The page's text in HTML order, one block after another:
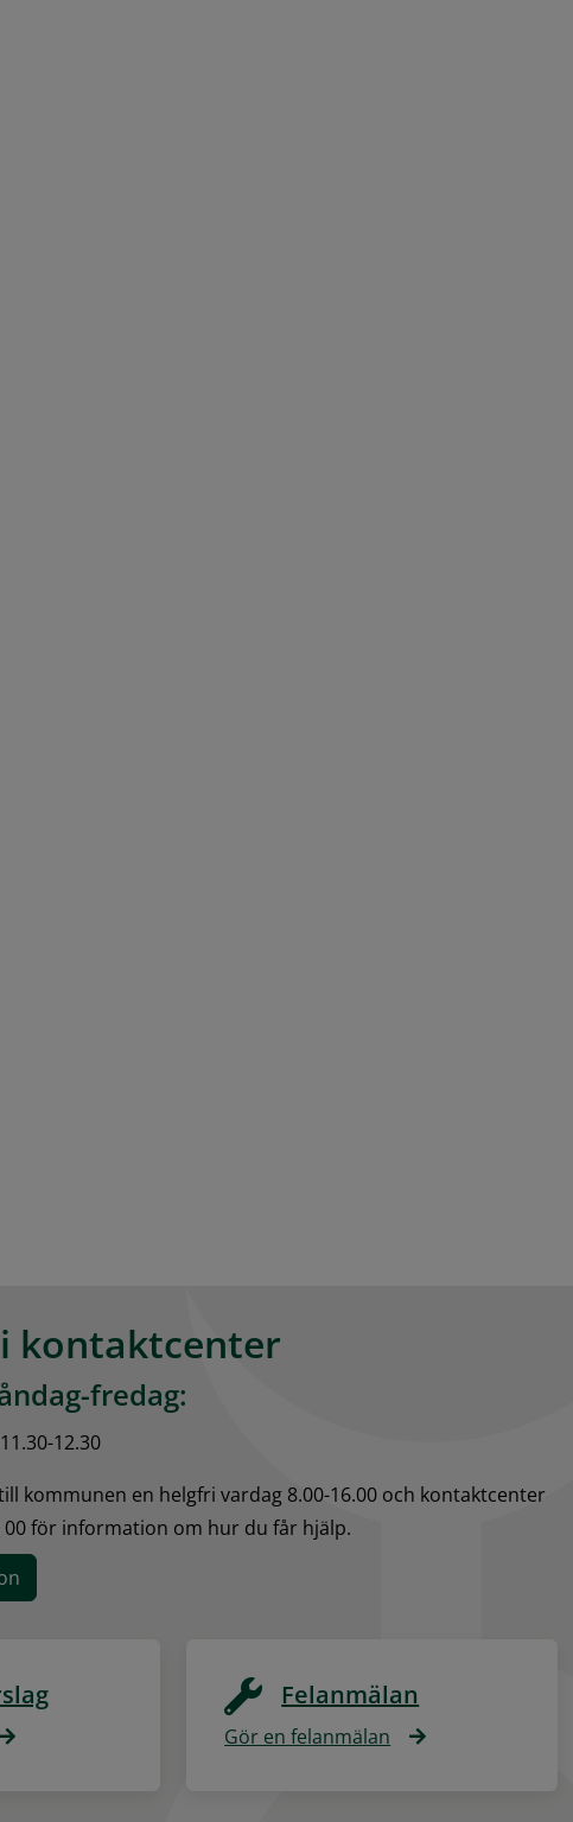
kontaktcenter
fredag:
12.30
kommunen en helgfri vardag 8.00-16.00 och kontaktcenter
00 för information om hur du får hjälp.
Felanmälan
Gör en felanmälan